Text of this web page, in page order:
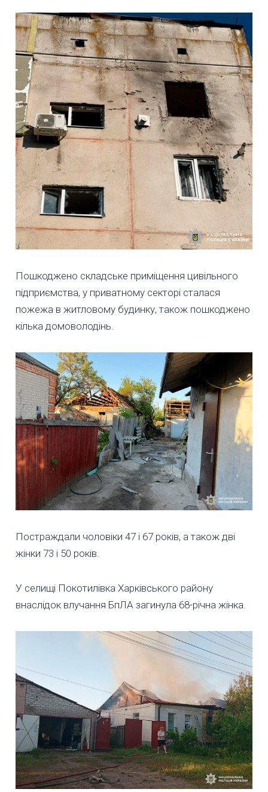
Пошкоджено складське приміщення цивільного
підприємства, у приватному секторі сталася
пожежа в житловому будинку, також пошкоджено
кілька домоволодінь.
Постраждали чоловіки 47 і 67 років, а також дві
жінки 73 і 50 років.
У селищі Покотилівка Харківського району
внаслідок влучання БпЛА загинула 68-річна жінка.